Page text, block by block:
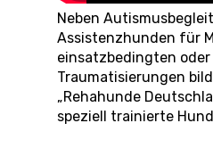
Neben
Assistenzhunden für
einsatzbedingten
Traumatisierungen
„Rehahunde
speziell trainierte